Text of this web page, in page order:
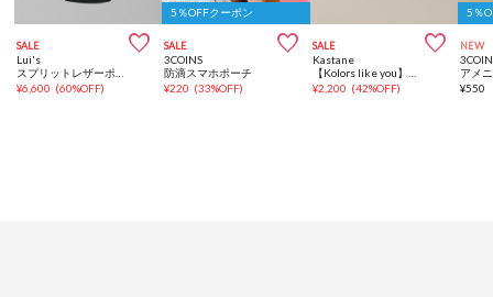
SALE 
Lui's
¥6,600 (60%OFF)
5％OFFクーポン
SALE 
3COINS
防滴スマホポーチ
¥220 (33%OFF)
SALE 
Kastane
¥2,200 (42%OFF)
5％
NEW
アメ
¥550